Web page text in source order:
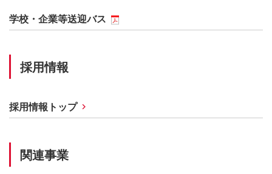
学校・企業等送迎バス
採用情報
採用情報トップ
関連事業